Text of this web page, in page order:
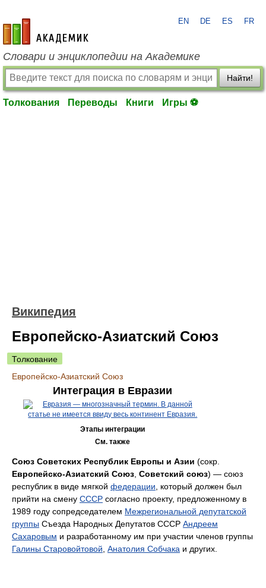
academic.ru
EN DE ES FR
Словари и энциклопедии на Академике
Найти!
Толкования Переводы Книги Игры ⚽
Википедия
Европейско-Азиатский Союз
Толкование
Европейско-Азиатский Союз
Интеграция в Евразии
Этапы интеграции
См. также
Союз Советских Республик Европы и Азии (сокр.
Европейско-Азиатский Союз, Советский союз) — союз
республик в виде мягкой федерации, который должен был
прийти на смену СССР согласно проекту, предложенному в
1989 году сопредседателем Межрегиональной депутатской
группы Съезда Народных Депутатов СССР Андреем
Сахаровым и разработанному им при участии членов группы
Галины Старовойтовой, Анатолия Собчака и других.